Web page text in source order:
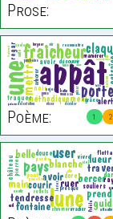
Prose:
1 2
Poème: